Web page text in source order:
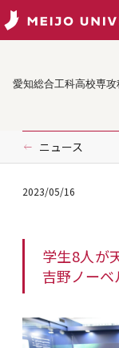
愛知総合工科高校専
ニュース
2023/05/16
学生8人が
吉野ノーベ